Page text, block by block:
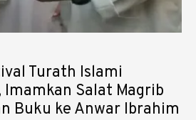
Turath Islami
Salat Magrib
Buku ke Anwar Ibrahim